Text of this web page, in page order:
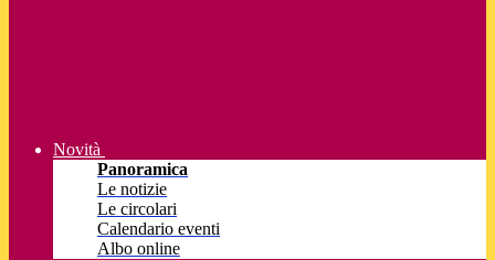
Novità
Panoramica
Le notizie
Le circolari
Calendario eventi
Albo online